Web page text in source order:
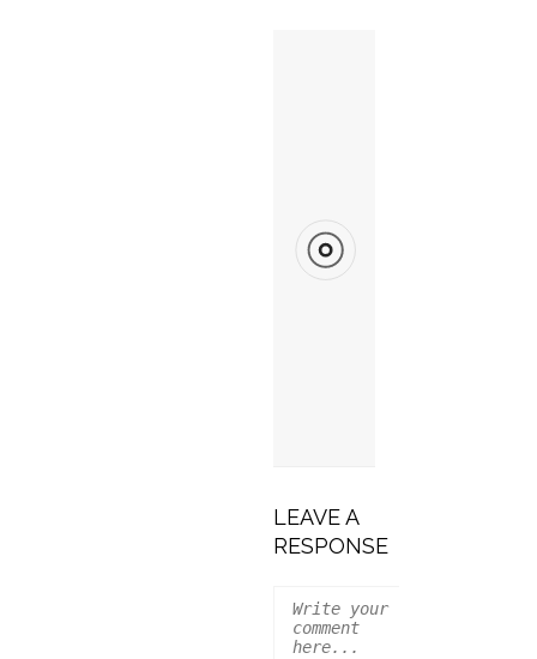
Job-Urile
Lunii În
Job-Urile
Lunii În
LEAVE A
RESPONSE